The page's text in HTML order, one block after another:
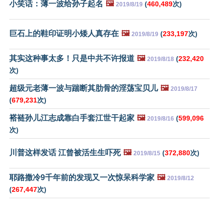
小笑话：薄一波给孙子起名 🖼️ 2019/8/19 (460,489次)
巨石上的鞋印证明小矮人真存在 🖼️ 2019/8/19 (233,197次)
其实这种事太多！只是中共不许报道 🖼️ 2019/8/18 (232,420
次)
超级元老薄一波与踹断其肋骨的淫荡宝贝儿 🖼️ 2019/8/17
(679,231次)
褡裢孙儿江志成靠白手套江世干起家 🖼️ 2019/8/16 (599,096
次)
川普这样发话 江曾被活生生吓死 🖼️ 2019/8/15 (372,880次)
耶路撒冷9千年前的发现又一次惊呆科学家 🖼️ 2019/8/12
(267,447次)